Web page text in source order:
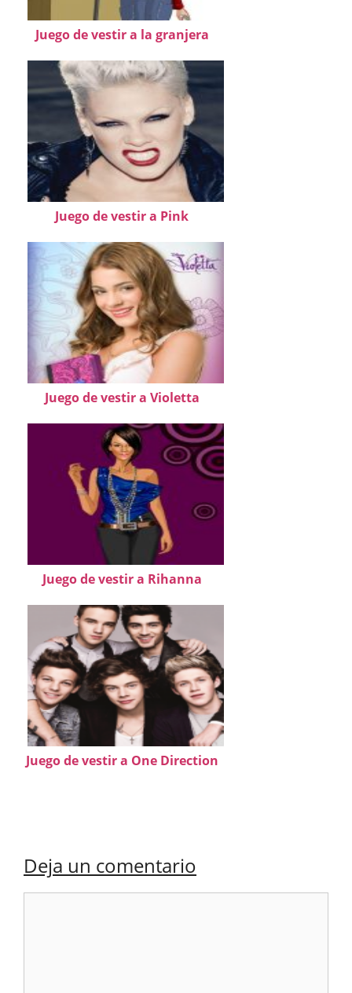
Juego de vestir a la granjera
Juego de vestir a Pink
Juego de vestir a Violetta
Juego de vestir a Rihanna
Juego de vestir a One Direction
Deja un comentario